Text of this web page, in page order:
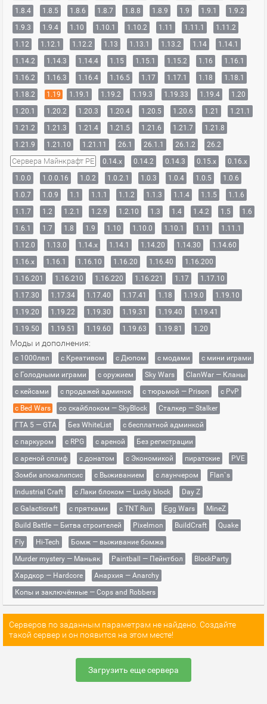
1.8.4
1.8.5 1.8.6 1.8.7 1.8.8 1.8.9 1.9 1.9.1
1.9.2
1.9.3
1.9.4 1.10 1.10.1 1.10.2 1.11 1.11.1
1.11.2
1.12
1.12.1 1.12.2 1.13 1.13.1 1.13.2 1.14
1.14.1
1.14.2
1.14.3 1.14.4 1.15 1.15.1 1.15.2 1.16
1.16.1
1.16.2
1.16.3 1.16.4 1.16.5 1.17 1.17.1 1.18
1.18.1
1.18.2
1.19 1.19.1 1.19.2 1.19.3 1.19.33 1.19.4
1.20
1.20.1
1.20.2 1.20.3 1.20.4 1.20.5 1.20.6 1.21
1.21.1
1.21.2
1.21.3 1.21.4 1.21.5 1.21.6 1.21.7
1.21.8
1.21.9
1.21.10 1.21.11 26.1 26.1.1 26.1.2 26.2
Сервера Майнкрафт PE 0.14.x 0.14.2 0.14.3 0.15.x
0.16.x
1.0.0
1.0.0.16 1.0.2 1.0.2.1 1.0.3 1.0.4 1.0.5
1.0.6
1.0.7
1.0.9 1.1 1.1.1 1.1.2 1.1.3 1.1.4 1.1.5
1.1.6
1.1.7
1.2 1.2.1 1.2.9 1.2.10 1.3 1.4 1.4.2 1.5
1.6
1.6.1
1.7 1.8 1.9 1.10 1.10.0 1.10.1 1.11
1.11.1
1.12.0
1.13.0 1.14.x 1.14.1 1.14.20 1.14.30
1.14.60
1.16.x
1.16.1 1.16.10 1.16.20 1.16.40
1.16.200
1.16.201
1.16.210 1.16.220 1.16.221 1.17
1.17.10
1.17.30
1.17.34 1.17.40 1.17.41 1.18 1.19.0
1.19.10
1.19.20
1.19.22 1.19.30 1.19.31 1.19.40
1.19.41
1.19.50
1.19.51 1.19.60 1.19.63 1.19.81 1.20
Моды и дополнения:
с 1000лвл c Креативом с Дюпом с модами
с мини играми
с Голодными играми
с оружием Sky Wars
ClanWar — Кланы
с кейсами
с продажей админок с тюрьмой — Prison
с PvP
с Bed Wars
со скайблоком — SkyBlock
Сталкер — Stalker
ГТА 5 — GTA
Без WhiteList
с бесплатной админкой
с паркуром
с RPG с ареной
Без регистрации
с ареной сплиф
с донатом с Экономикой пиратские
PVE
Зомби апокалипсис
с Выживанием с лаунчером
Flan`s
Industrial Craft
с Лаки блоком — Lucky block
Day Z
с Galacticraft
с прятками с TNT Run Egg Wars
MineZ
Build Battle — Битва строителей
Pixelmon BuildCraft
Quake
Fly
Hi-Tech
Бомж — выживание бомжа
Murder mystery — Маньяк
Paintball — Пейнтбол
BlockParty
Хардкор — Hardcore
Анархия — Anarchy
Копы и заключённые — Cops and Robbers
Серверов по заданным параметрам не найдено. Создайте
такой сервер и он появится на этом месте!
Загрузить еще сервера